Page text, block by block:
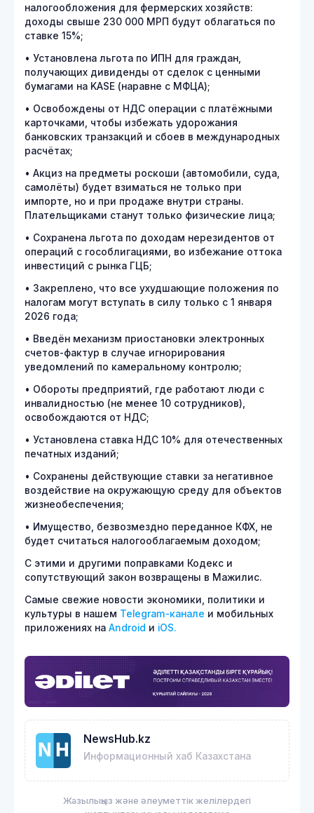
налогообложения для фермерских хозяйств:
доходы свыше 230 000 МРП будут облагаться по
ставке 15%;
• Установлена льгота по ИПН для граждан,
получающих дивиденды от сделок с ценными
бумагами на KASE (наравне с МФЦА);
• Освобождены от НДС операции с платёжными
карточками, чтобы избежать удорожания
банковских транзакций и сбоев в международных
расчётах;
• Акциз на предметы роскоши (автомобили, суда,
самолёты) будет взиматься не только при
импорте, но и при продаже внутри страны.
Плательщиками станут только физические лица;
• Сохранена льгота по доходам нерезидентов от
операций с гособлигациями, во избежание оттока
инвестиций с рынка ГЦБ;
• Закреплено, что все ухудшающие положения по
налогам могут вступать в силу только с 1 января
2026 года;
• Введён механизм приостановки электронных
счетов-фактур в случае игнорирования
уведомлений по камеральному контролю;
• Обороты предприятий, где работают люди с
инвалидностью (не менее 10 сотрудников),
освобождаются от НДС;
• Установлена ставка НДС 10% для отечественных
печатных изданий;
• Сохранены действующие ставки за негативное
воздействие на окружающую среду для объектов
жизнеобеспечения;
• Имущество, безвозмездно переданное КФХ, не
будет считаться налогооблагаемым доходом;
С этими и другими поправками Кодекс и
сопутствующий закон возвращены в Мажилис.
Самые свежие новости экономики, политики и
культуры в нашем Telegram-канале и мобильных
приложениях на Android и iOS.
NewsHub.kz
Информационный хаб Казахстана
Жазылыңыз және әлеуметтік желілердегі